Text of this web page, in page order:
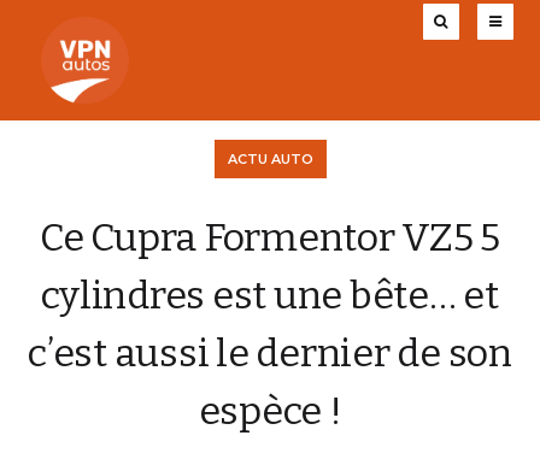
ACTU AUTO
Ce Cupra Formentor VZ5 5
cylindres est une bête… et
c’est aussi le dernier de son
espèce !